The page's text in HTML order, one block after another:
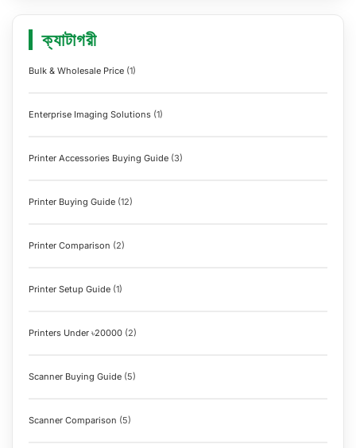
ক্যাটাগরী
Bulk & Wholesale Price (1)
Enterprise Imaging Solutions (1)
Printer Accessories Buying Guide (3)
Printer Buying Guide (12)
Printer Comparison (2)
Printer Setup Guide (1)
Printers Under ৳20000 (2)
Scanner Buying Guide (5)
Scanner Comparison (5)